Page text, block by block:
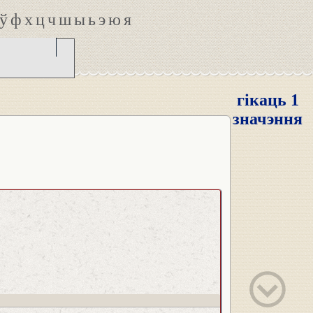
ўфхцчшыьэюя
гікаць 1
значэння